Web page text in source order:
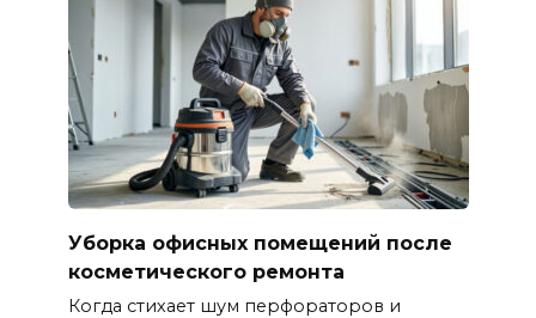
Уборка офисных помещений после
косметического ремонта
Когда стихает шум перфораторов и